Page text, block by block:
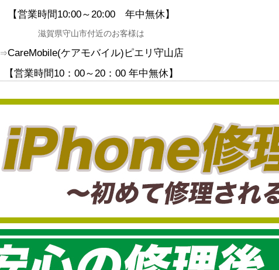
【営業時間10:00～20:00 年中無休】
滋賀県守山市付近のお客様は
⇒CareMobile(ケアモバイル)ピエリ守山店
【営業時間10：00～20：00 年中無休】